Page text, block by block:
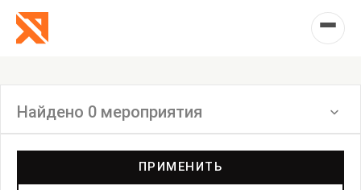
Найдено 0 мероприятия
ПРИМЕНИТЬ